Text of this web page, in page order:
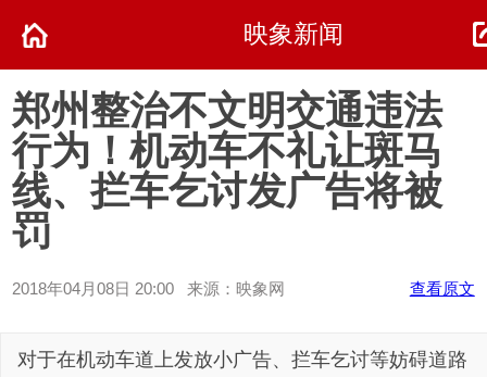
映象新闻
郑州整治不文明交通违法
行为！机动车不礼让斑马
线、拦车乞讨发广告将被
罚
2018年04月08日 20:00 来源：映象网 查看原文
对于在机动车道上发放小广告、拦车乞讨等妨碍道路